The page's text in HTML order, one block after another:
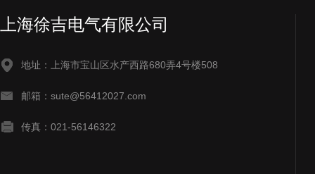
上海徐吉电气有限公司
地址：上海市宝山区水产西路680弄4号楼508
邮箱：sute@56412027.com
传真：021-56146322